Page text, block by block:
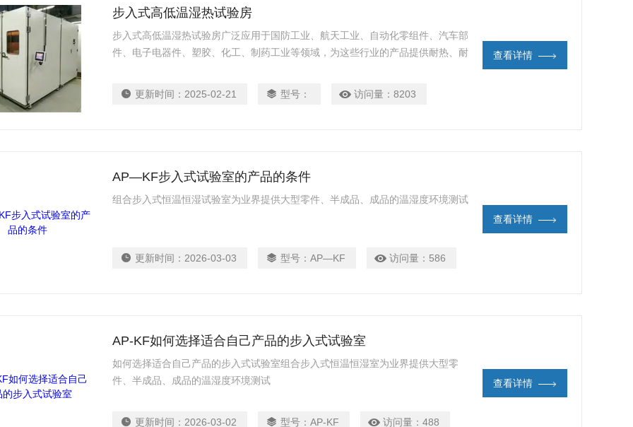
步入式高低温湿热试验房
步入式高低温湿热试验房广泛应用于国防工业、航天工业、自动化零组件、汽车部
件、电子电器件、塑胶、化工、制药工业等领域，为这些行业的产品提供耐热、耐
更新时间： 2025-02-21 型号： 访问量：8203
查看详情
AP—KF步入式试验室的产品的条件
组合步入式恒温恒湿试验室为业界提供大型零件、半成品、成品的温湿度环境测试
更新时间： 2026-03-03 型号：AP—KF 访问量： 586
查看详情
AP-KF如何选择适合自己产品的步入式试验室
如何选择适合自己产品的步入式试验室组合步入式恒温恒湿室为业界提供大型零
件、半成品、成品的温湿度环境测试
更新时间： 2026-03-02 型号：AP-KF 访问量：488
查看详情